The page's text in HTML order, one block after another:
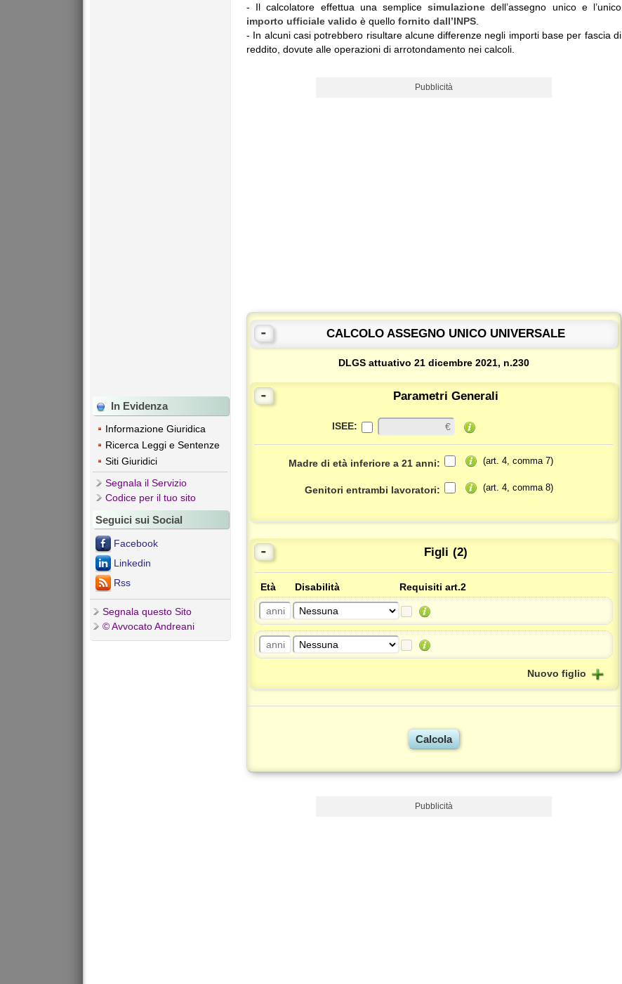
In Evidenza
Informazione Giuridica
Ricerca Leggi e Sentenze
Siti Giuridici
Segnala il Servizio
Codice per il tuo sito
Seguici sui Social
Facebook
Linkedin
Rss
Segnala questo Sito
© Avvocato Andreani
- Il calcolatore effettua una semplicesimulazione dell’assegno unico e l’unico
importo ufficiale valido è quello fornito dall’INPS
- In alcuni casi potrebbero risultare alcune differenze negli importi base per fascia di
reddito, dovute alle operazioni di arrotondamento nei calcoli.
Pubblicità
- CALCOLO ASSEGNO UNICO UNIVERSALE
DLGS attuativo 21 dicembre 2021, n.230
- Parametri Generali
ISEE:
Madre di età inferiore a 21 anni: (art. 4, comma 7)
Genitori entrambi lavoratori: (art. 4, comma 8)
- Figli (2)
Età Disabilità Requisiti art.2
Nuovo figlio
Pubblicità